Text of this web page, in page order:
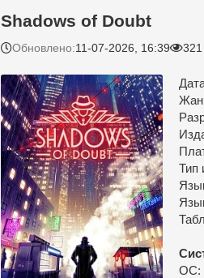
Shadows of Doubt
Обновлено:11-07-2026, 16:39 321
Тип
ОС: